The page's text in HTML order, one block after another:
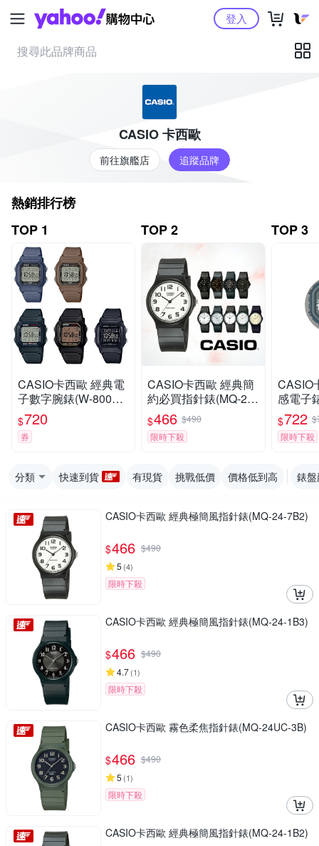
Yahoo購物中心登入
CASIO 卡西歐
前往旗艦店 追蹤品牌
熱銷排行榜
TOP 1
CASIO卡西歐 經典電
子數字腕錶(W-800H)
/ 考試錶
$720
券
TOP 2
CASIO卡西歐 經典簡
約必買指針錶(MQ-24)
/ 考試錶
$466 $490
限時下殺
TOP 3
CASIO
感電子
2A) /
$722
限時下殺
分類 快速到貨 有現貨 挑戰低價 價格低到高 錶
CASIO卡西歐 經典極簡風指針錶(MQ-24-7B2)
$466 $490
5 (4)
限時下殺
CASIO卡西歐 經典極簡風指針錶(MQ-24-1B3)
$466 $490
4.7(1)
限時下殺
CASIO卡西歐 霧色柔焦指針錶(MQ-24UC-3B)
$466 $490
5 (1)
限時下殺
CASIO卡西歐 經典極簡風指針錶(MQ-24-1B2)